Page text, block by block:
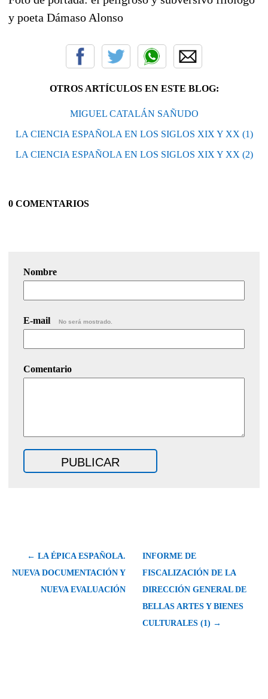
y poeta Dámaso Alonso
OTROS ARTÍCULOS EN ESTE BLOG:
MIGUEL CATALÁN SAÑUDO
LA CIENCIA ESPAÑOLA EN LOS SIGLOS XIX Y XX (1)
LA CIENCIA ESPAÑOLA EN LOS SIGLOS XIX Y XX (2)
0 COMENTARIOS
Nombre
E-mail No será mostrado.
Comentario
← LA ÉPICA ESPAÑOLA.
NUEVA DOCUMENTACIÓN Y
NUEVA EVALUACIÓN
INFORME DE
FISCALIZACIÓN DE LA
DIRECCIÓN GENERAL DE
BELLAS ARTES Y BIENES
CULTURALES (1) →